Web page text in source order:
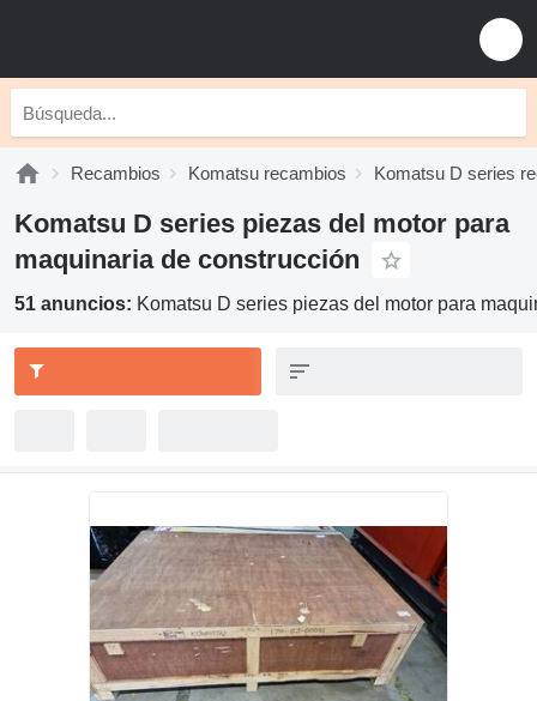
Recambios Komatsu recambios Komatsu D series
Komatsu D series piezas del motor para
maquinaria de construcción
51 anuncios: Komatsu D series piezas del motor para